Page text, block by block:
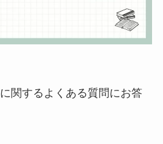
に関するよくある質問にお答